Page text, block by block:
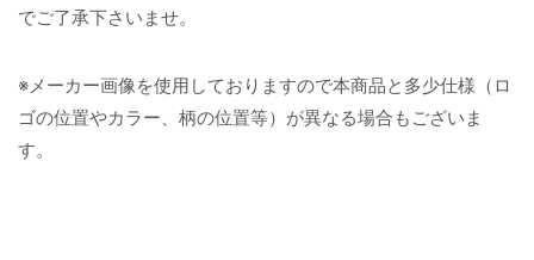
でご了承下さいませ。
※メーカー画像を使用しておりますので本商品と多少仕様（ロ
ゴの位置やカラー、柄の位置等）が異なる場合もございま
す。